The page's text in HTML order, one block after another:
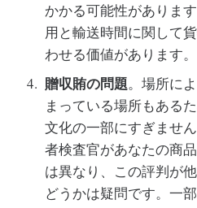
かかる可能性がありま
用と輸送時間に関して
わせる価値があります。
贈収賄の問題。場所に
まっている場所もある
文化の一部にすぎませ
者検査官があなたの商
は異なり、この評判が
どうかは疑問です。一